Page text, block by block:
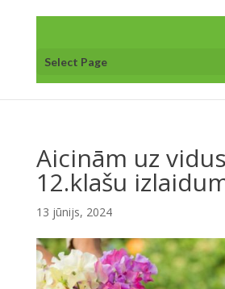
Select Page
Aicinām uz
12.klašu
13 jūnijs, 2024